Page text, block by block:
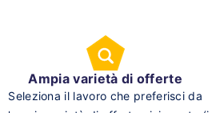
Ampia varietà di offerte
Seleziona il lavoro che preferisci da